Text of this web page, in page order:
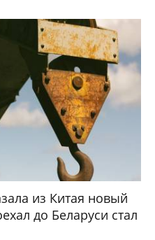
из Китая новый
до Беларуси стал